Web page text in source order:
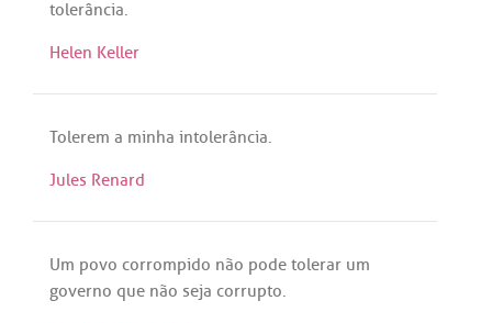
tolerância.
Helen Keller
Tolerem a minha intolerância.
Jules Renard
Um povo corrompido não pode tolerar um
governo que não seja corrupto.